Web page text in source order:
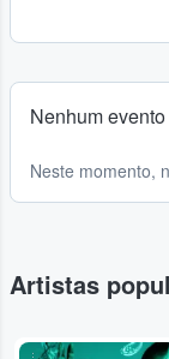
Nenhum evento
Neste momento,
Artistas